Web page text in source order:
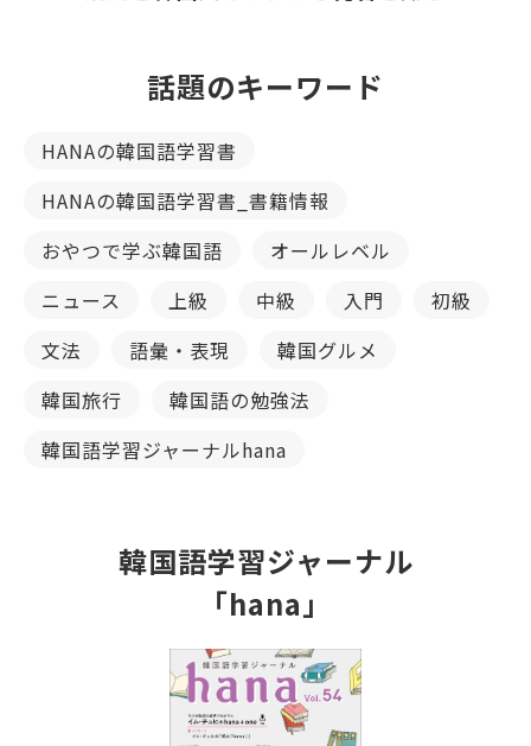
話題のキーワード
HANAの韓国語学習書
HANAの韓国語学習書_書籍情報
おやつで学ぶ韓国語
オールレベル
ニュース
上級 中級 入門
初級
文法
語彙・表現
韓国グルメ
韓国旅行
韓国語の勉強法
韓国語学習ジャーナルhana
韓国語学習ジャーナル
「hana」